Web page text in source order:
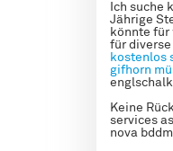
Ich suche
Jährige
könnte für
für diverse
kostenlos
gifhorn
Keine
services
nova